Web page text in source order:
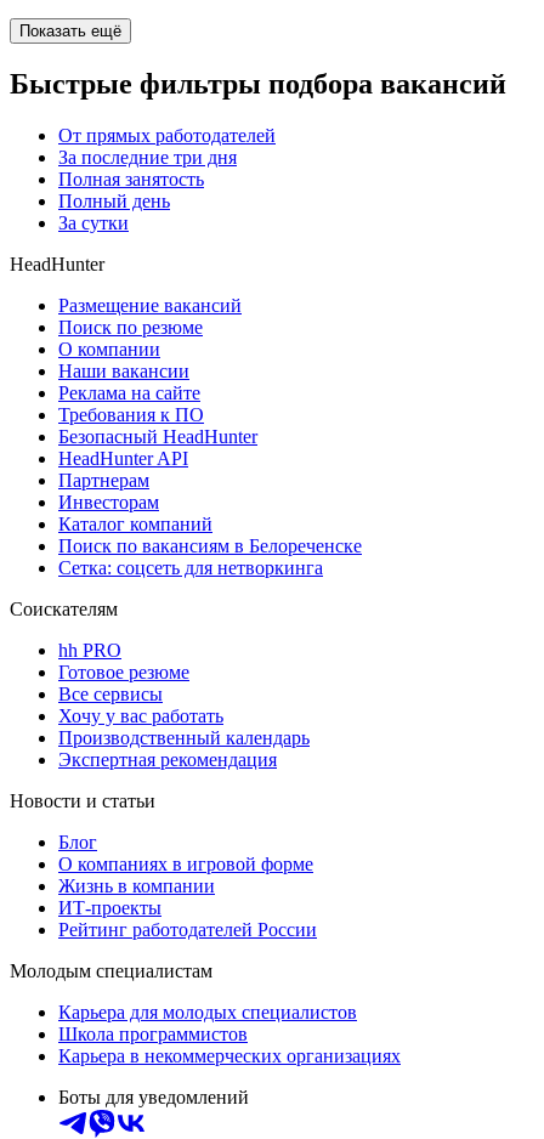
Показать ещё
Быстрые фильтры подбора вакансий
От прямых работодателей
За последние три дня
Полная занятость
Полный день
За сутки
HeadHunter
Размещение вакансий
Поиск по резюме
О компании
Наши вакансии
Реклама на сайте
Требования к ПО
Безопасный HeadHunter
HeadHunter API
Партнерам
Инвесторам
Каталог компаний
Поиск по вакансиям в Белореченске
Сетка: соцсеть для нетворкинга
Соискателям
hh PRO
Готовое резюме
Все сервисы
Хочу у вас работать
Производственный календарь
Экспертная рекомендация
Новости и статьи
Блог
О компаниях в игровой форме
Жизнь в компании
ИТ-проекты
Рейтинг работодателей России
Молодым специалистам
Карьера для молодых специалистов
Школа программистов
Карьера в некоммерческих организациях
Боты для уведомлений